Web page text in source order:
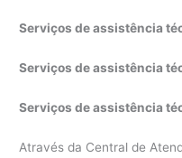
Serviços de assistência
Serviços de assistência
Serviços de assistência
Através da Central de